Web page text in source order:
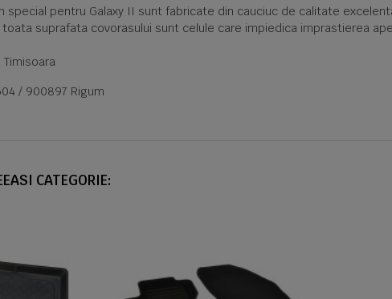
special pentru Galaxy II sunt fabricate din cauciuc de calitate
suprafata covorasului sunt celule care impiedica imprastierea
/ 900897 Rigum
CATEGORIE: